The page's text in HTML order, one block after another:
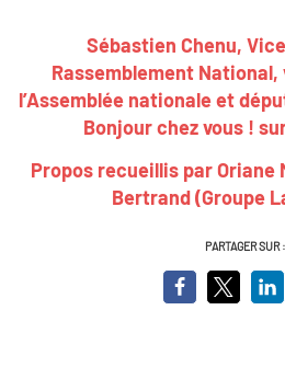
Sébastien Chenu,
Rassemblement
l’Assemblée nationale et
Bonjour chez vous !
Propos recueillis par Oriane
Bertrand (Groupe
PARTAGER SUR :